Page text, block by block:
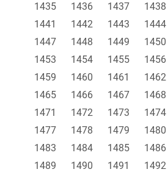
1435
1436 1437 1438
1441
1442 1443 1444
1447
1448 1449 1450
1453
1454 1455 1456
1459
1460 1461 1462
1465
1466 1467 1468
1471
1472 1473 1474
1477
1478 1479 1480
1483
1484 1485 1486
1489
1490 1491 1492